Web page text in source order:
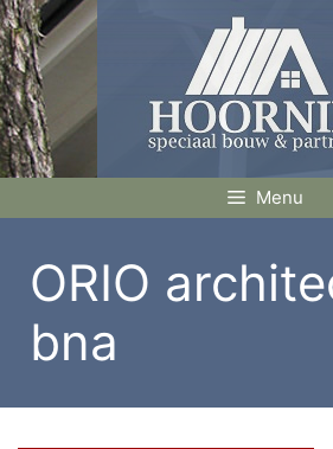
Ga
naar
de
inhoud
Menu
ORIO
bna